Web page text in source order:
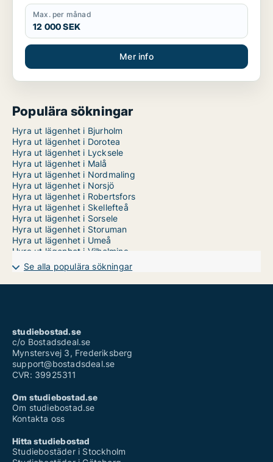
Max. per månad
12 000 SEK
Mer info
Populära sökningar
Hyra ut lägenhet i Bjurholm
Hyra ut lägenhet i Dorotea
Hyra ut lägenhet i Lycksele
Hyra ut lägenhet i Malå
Hyra ut lägenhet i Nordmaling
Hyra ut lägenhet i Norsjö
Hyra ut lägenhet i Robertsfors
Hyra ut lägenhet i Skellefteå
Hyra ut lägenhet i Sorsele
Hyra ut lägenhet i Storuman
Hyra ut lägenhet i Umeå
Hyra ut lägenhet i Vilhelmina
Hyra ut lägenhet i Vindeln
Hyra ut lägenhet i Vännäs
Hyra ut lägenhet i Åsele
Se alla populära sökningar
studiebostad.se
c/o Bostadsdeal.se
Mynstersvej 3, Frederiksberg
support@bostadsdeal.se
CVR: 39925311
Om studiebostad.se
Om studiebostad.se
Kontakta oss
Hitta studiebostad
Studiebostäder i Stockholm